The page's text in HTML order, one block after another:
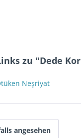
zu "Dede
Neşriyat
angesehen